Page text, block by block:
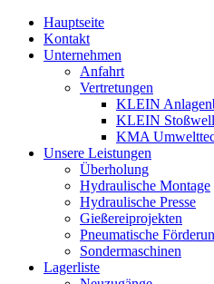
Hauptseite
Kontakt
Unternehmen
Anfahrt
Vertretungen
KLEIN
KLEIN
KMA
Unsere Leistungen
Überholung
Hydraulische Montage
Hydraulische Presse
Gießereiprojekten
Pneumatische
Sondermaschinen
Lagerliste